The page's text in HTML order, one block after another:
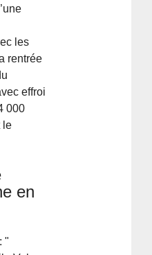
les
rentrée
effroi
000
le
en
"